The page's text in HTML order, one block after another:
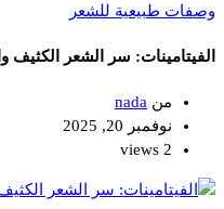
وصفات طبيعية للشعر
الفيتامينات: سر الشعر الكثيف
من nada
نوفمبر 20, 2025
2 views